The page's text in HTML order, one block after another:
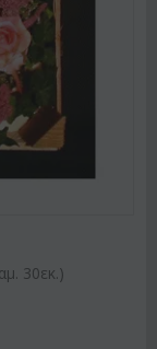
30εκ.)